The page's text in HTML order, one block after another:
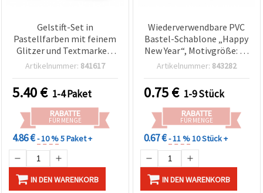
Gelstift-Set in
Pastellfarben mit feinem
Glitzer und Textmarker-
Farben, 1,0 mm – 36
Artikelnummer: 841617
5.40€ 1-4 Paket
RABATTE
FÜR MENGE
4.86 €- 10 %5 Paket +
IN DEN WARENKORB
Wiederverwendbare PVC
Bastel-Schablone „Happy
New Year“, Motivgröße: 14
x 4,5 cm
Artikelnummer: 843282
0.75€ 1-9 Stück
RABATTE
FÜR MENGE
0.67 €- 11 %10 Stück +
IN DEN WARENKORB